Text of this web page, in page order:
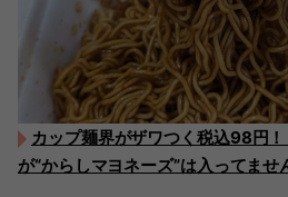
カップ麺界がザワつく税込98円
が“からしマヨネーズ”は入ってませ